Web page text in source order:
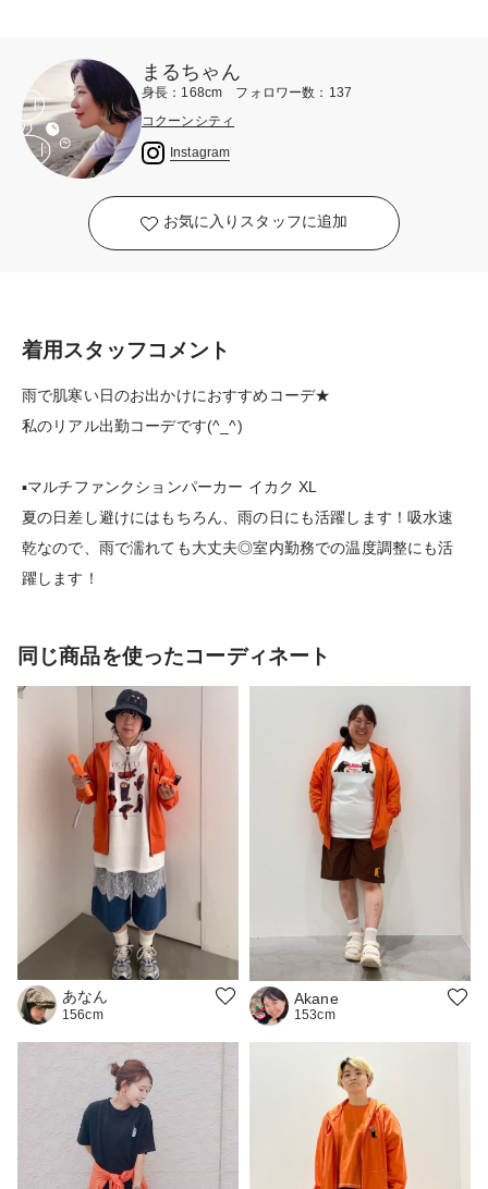
まるちゃん
身長：168cm フォロワー数：137
コクーンシティ
Instagram
お気に入りスタッフに追加
着用スタッフコメント
雨で肌寒い日のお出かけにおすすめコーデ★
私のリアル出勤コーデです(^_^)
▪︎マルチファンクションパーカー イカク XL
夏の日差し避けにはもちろん、雨の日にも活躍します！吸水速
乾なので、雨で濡れても大丈夫◎室内勤務での温度調整にも活
躍します！
同じ商品を使ったコーディネート
あなん
156cm
Akane
153cm